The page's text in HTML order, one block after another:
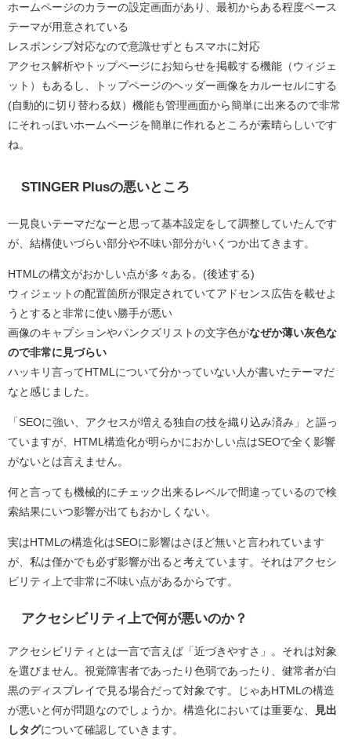
ホームページのカラーの設定画面があり、最初からある程度ベース
テーマが用意されている
レスポンシブ対応なので意識せずともスマホに対応
アクセス解析やトップページにお知らせを掲載する機能（ウィジェ
ット）もあるし、トップページのヘッダー画像をカルーセルにする
(自動的に切り替わる奴）機能も管理画面から簡単に出来るので非常
にそれっぽいホームページを簡単に作れるところが素晴らしいです
ね。
STINGER Plusの悪いところ
一見良いテーマだなーと思って基本設定をして調整していたんです
が、結構使いづらい部分や不味い部分がいくつか出てきます。
HTMLの構文がおかしい点が多々ある。(後述する)
ウィジェットの配置箇所が限定されていてアドセンス広告を載せよ
うとすると非常に使い勝手が悪い
画像のキャプションやパンクズリストの文字色がなぜか薄い灰色な
ので非常に見づらい
ハッキリ言ってHTMLについて分かっていない人が書いたテーマだ
なと感じました。
「SEOに強い、アクセスが増える独自の技を織り込み済み」と謳っ
ていますが、
HTML構造化が明らかにおかしい点はSEOで全く影響
がないとは言えません。
何と言っても機械的にチェック出来るレベルで間違っているので検
索結果にいつ影響が出てもおかしくない。
実はHTMLの構造化はSEOに影響はさほど無いと言われています
が、私は僅かでも必ず影響が出ると考えています。それはアクセシ
ビリティ上で非常に不味い点があるからです。
アクセシビリティ上で何が悪いのか？
アクセシビリティとは一言で言えば「近づきやすさ」。それは対象
を選びません。視覚障害者であったり色弱であったり、健常者が白
黒のディスプレイで見る場合だって対象です。じゃあHTMLの構造
が悪いと何が問題なのでしょうか。構造化においては重要な、
見出
しタグについて確認していきます。